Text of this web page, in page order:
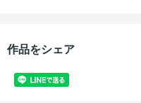
作品をシェア